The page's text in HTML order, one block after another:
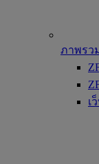
ภาพรว
เ